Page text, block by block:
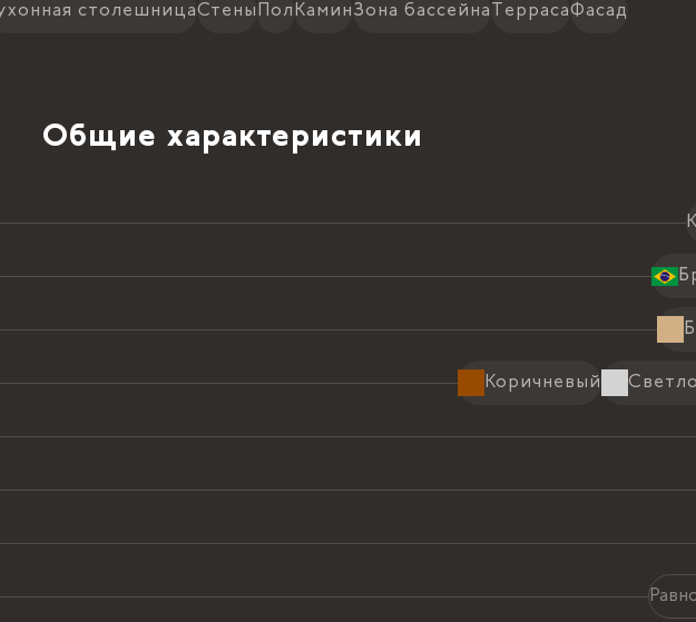
столешницаСтеныПолКаминЗона бассейна ТеррасаФасад
Общие характеристики
Коричневый